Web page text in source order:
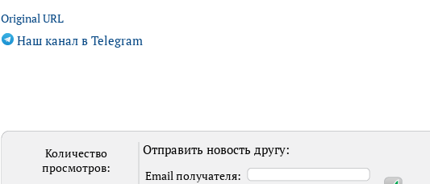
Original URL
Наш канал в Telegram
Количество
просмотров:
Отправить новость другу:
Email получателя: